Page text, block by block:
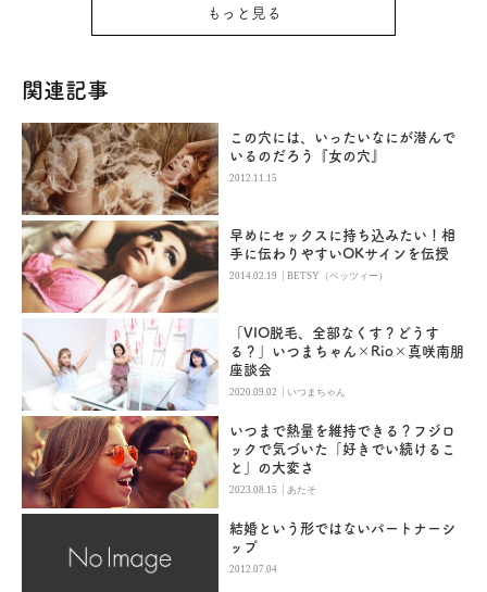
もっと見る
関連記事
この穴には、いったいなにが潜んで
いるのだろう『女の穴』
2012.11.15
早めにセックスに持ち込みたい！相
手に伝わりやすいOKサインを伝授
2014.02.19 |BETSY（ベッツィー）
「VIO脱毛、全部なくす？どうす
る？」いつまちゃん×Rio×真咲南朋
座談会
2020.09.02 | いつまちゃん
いつまで熱量を維持できる？フジロ
ックで気づいた「好きでい続けるこ
と」の大変さ
2023.08.15 |あたそ
結婚という形ではないパートナーシ
ップ
2012.07.04